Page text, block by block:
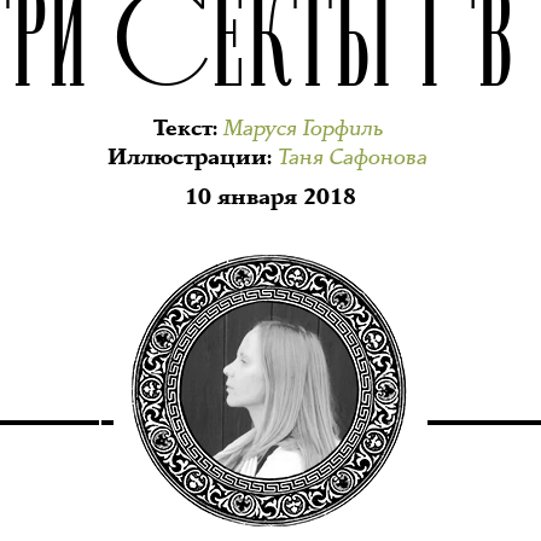
Текст:Маруся Горфиль
Иллюстрации: Таня Сафонова
10 января 2018